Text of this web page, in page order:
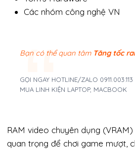
Các nhóm công nghệ VN
Bạn có thể quan tâm Tăng tốc
GỌI NGAY HOTLINE/ZALO
MUA LINH KIỆN LAPTOP, MACBOOK
RAM video chuyên dụng
quan trọng để chơi game mượt,